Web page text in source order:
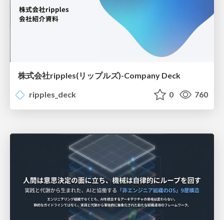
株式会社ripples(リップルズ)-Company Deck
ripples_deck
0 760